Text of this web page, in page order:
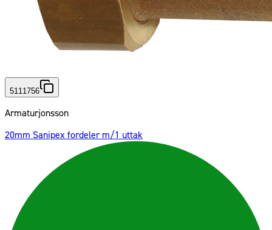
5111756
Armaturjonsson
20mm Sanipex fordeler m/1 uttak